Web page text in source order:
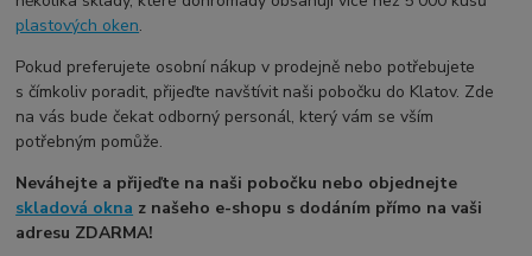
plastových oken.
Pokud preferujete osobní nákup v prodejně nebo potřebujete
s čímkoliv poradit, přijeďte navštívit naši pobočku do Klatov. Zde
na vás bude čekat odborný personál, který vám se vším
potřebným pomůže.
Neváhejte a přijeďte na naši pobočku nebo objednejte
skladová okna z našeho e-shopu s dodáním přímo na vaši
adresu ZDARMA!